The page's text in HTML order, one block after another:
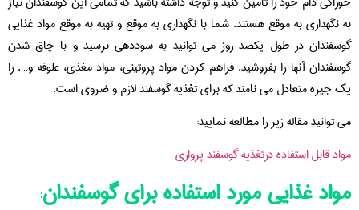
به نگهداری به موقع هستند. شما با نگهداری به موقع و تهیه به موقع مواد غذایی
گوسفندان در طول یکصد روز می توانید به سوددهی برسید و با چاق شدن
گوسفندان آنها را بفروشید. فراهم کردن مواد پروتینی، مواد مغذی، علوفه و…. را
یک جیره متعادل می نامند که برای تغذیه گوسفند لازم و ضروی است.
می توانید مقاله زیر را مطالعه نمایید:
مواد قابل استفاده درتغذیه گوسفند پرواری
مواد غذایی مورد استفاده برای گوسفندان: